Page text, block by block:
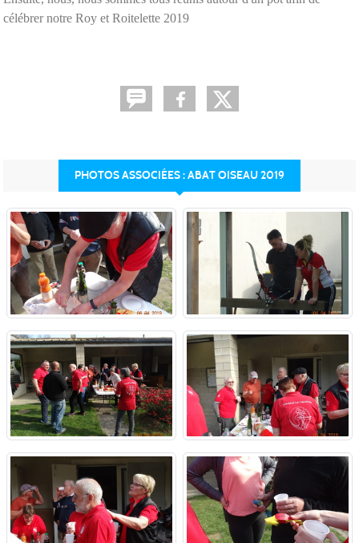
célébrer notre Roy et Roitelette 2019
PHOTOS ASSOCIÉES : ABAT OISEAU 2019